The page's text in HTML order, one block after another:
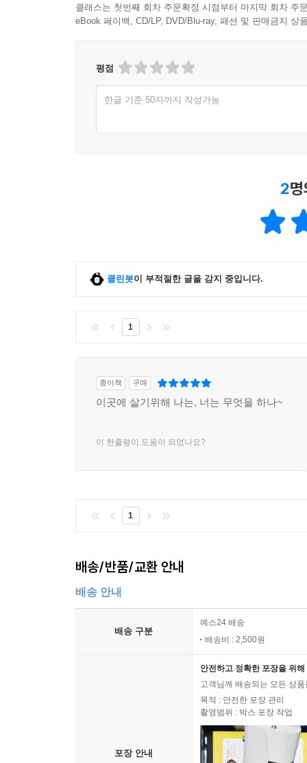
클래스는 첫번째 회차 주문확정 시점부터 마지막 회차 주
eBook 페이백, CD/LP, DVD/Blu-ray, 패션 및 판매금지 상
평점
한글 기준 50자까지 작성가능
2
클린봇이 부적절한 글을 감지 중입니다.
1
종이책 구매
이곳에 살기위해 나는, 너는 무엇을 하나~
이 한줄평이 도움이 되었나요?
1
배송/반품/교환 안내
배송 안내
배송 구분
예스24 배송
배송비 : 2,500원
포장 안내
안전하고 정확한 포장을 위
고객님께 배송되는 모든 상
목적 : 안전한 포장 관리
촬영범위 : 박스 포장 작업